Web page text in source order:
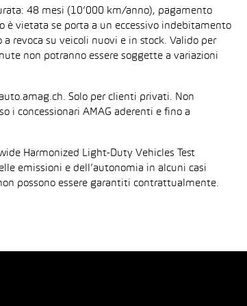
48 mesi (10’000 km/anno), pagamento
è vietata se porta a un eccessivo indebitamento
revoca su veicoli nuovi e in stock. Valido per
non potranno essere soggette a variazioni
Solo per clienti privati. Non
i concessionari AMAG aderenti e fino a
Harmonized Light-Duty Vehicles Test
emissioni e dell’autonomia in alcuni casi
possono essere garantiti contrattualmente.